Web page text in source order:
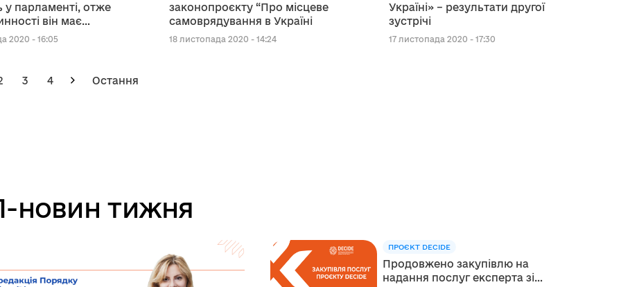
у парламенті, отже
він має
- В’ячеслав Негода
2020 - 16:05
законопроєкту “Про місцеве
самоврядування в Україні
18 листопада 2020 - 14:24
Україні» – результати другої
зустрічі
17 листопада 2020 - 17:30
3 4 Остання
новин тижня
ПРОЄКТ DECIDE
Продовжено закупівлю на
надання послуг експерта зі